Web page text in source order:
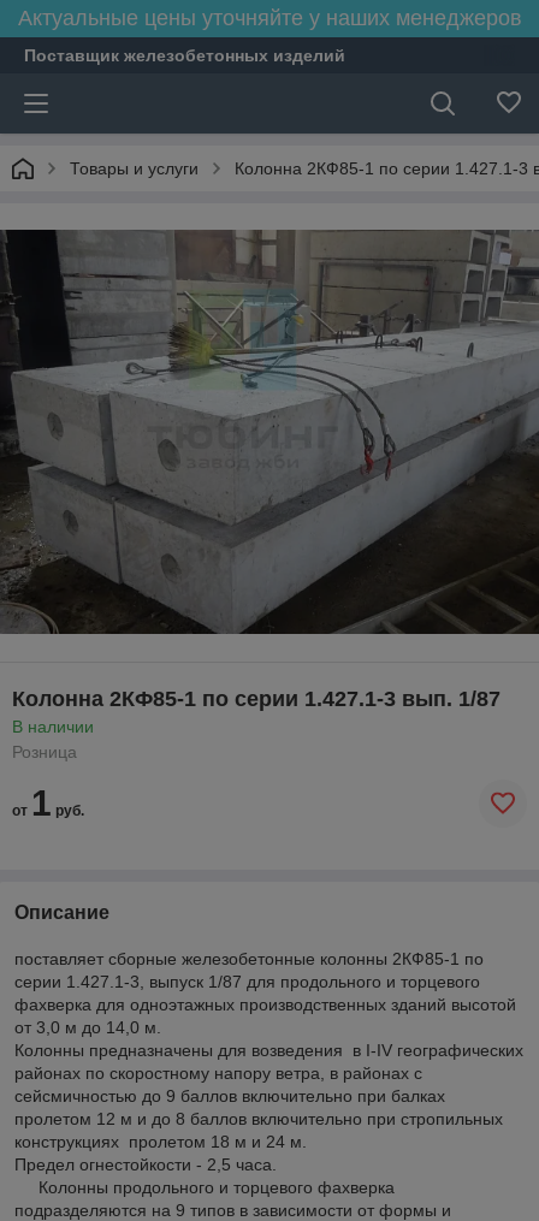
Актуальные цены уточняйте у наших менеджеров
Поставщик железобетонных изделий
Товары и услуги Колонна 2КФ85-1 по серии 1.427.1-3
Колонна 2КФ85-1 по серии 1.427.1-3 вып. 1/87
В наличии
Розница
от 1 руб.
Описание
поставляет сборные железобетонные колонны 2КФ85-1 по
серии 1.427.1-3, выпуск 1/87 для продольного и торцевого
фахверка для одноэтажных производственных зданий высотой
от 3,0 м до 14,0 м.
Колонны предназначены для возведения в I-IV географических
районах по скоростному напору ветра, в районах с
сейсмичностью до 9 баллов включительно при балках
пролетом 12 м и до 8 баллов включительно при стропильных
конструкциях пролетом 18 м и 24 м.
Предел огнестойкости - 2,5 часа.
Колонны продольного и торцевого фахверка
подразделяются на 9 типов в зависимости от формы и